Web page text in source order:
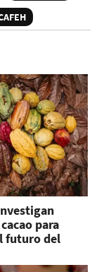
para
futuro del